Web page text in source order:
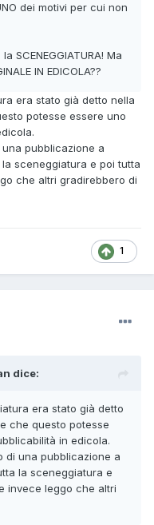
dei motivi per cui non
SCENEGGIATURA! Ma
IN EDICOLA??
era stato già detto nella
potesse essere uno
pubblicazione a
sceneggiatura e poi tutta
che altri gradirebbero di
1
dice:
era stato già detto
che questo potesse
in edicola.
di una pubblicazione a
la sceneggiatura e
invece leggo che altri